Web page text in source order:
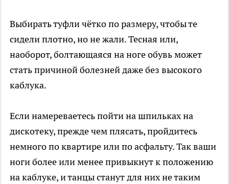
Выбирать туфли чётко по размеру, чтобы те
сидели плотно, но не жали. Тесная или,
наоборот, болтающаяся на ноге обувь может
стать причиной болезней даже без высокого
каблука.
Если намереваетесь пойти на шпильках на
дискотеку, прежде чем плясать, пройдитесь
немного по квартире или по асфальту. Так ваши
ноги более или менее привыкнут к положению
на каблуке, и танцы станут для них не таким